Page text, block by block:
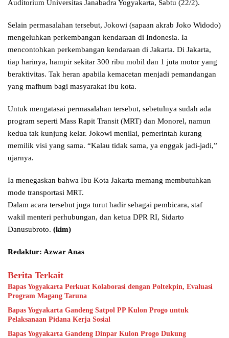
Auditorium Universitas Janabadra Yogyakarta, Sabtu (22/2).
Selain permasalahan tersebut, Jokowi (sapaan akrab Joko Widodo)
mengeluhkan perkembangan kendaraan di Indonesia. Ia
mencontohkan perkembangan kendaraan di Jakarta. Di Jakarta,
tiap harinya, hampir sekitar 300 ribu mobil dan 1 juta motor yang
beraktivitas. Tak heran apabila kemacetan menjadi pemandangan
yang mafhum bagi masyarakat ibu kota.
Untuk mengatasai permasalahan tersebut, sebetulnya sudah ada
program seperti Mass Rapit Transit (MRT) dan Monorel, namun
kedua tak kunjung kelar. Jokowi menilai, pemerintah kurang
memilik visi yang sama. “Kalau tidak sama, ya enggak jadi-jadi,”
ujarnya.
Ia menegaskan bahwa Ibu Kota Jakarta memang membutuhkan
mode transportasi MRT.
Dalam acara tersebut juga turut hadir sebagai pembicara, staf
wakil menteri perhubungan, dan ketua DPR RI, Sidarto
Danusubroto. (kim)
Redaktur: Azwar Anas
Berita Terkait
Bapas Yogyakarta Perkuat Kolaborasi dengan Poltekpin, Evaluasi
Program Magang Taruna
Bapas Yogyakarta Gandeng Satpol PP Kulon Progo untuk
Pelaksanaan Pidana Kerja Sosial
Bapas Yogyakarta Gandeng Dinpar Kulon Progo Dukung